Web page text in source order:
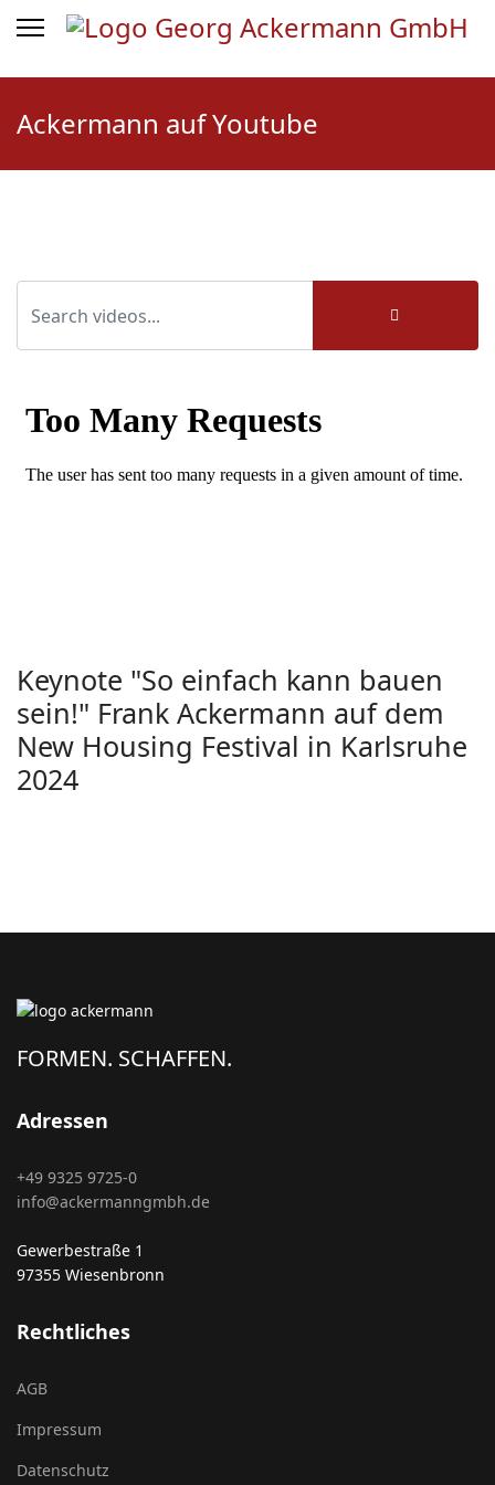
Ackermann auf Youtube
Keynote "So einfach kann bauen
sein!" Frank Ackermann auf dem
New Housing Festival in Karlsruhe
2024
FORMEN. SCHAFFEN.
Adressen
+49 9325 9725-0
info@ackermanngmbh.de
Gewerbestraße 1
97355 Wiesenbronn
Rechtliches
AGB
Impressum
Datenschutz